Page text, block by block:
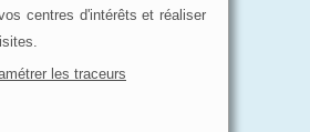
centres d'intérêts et réaliser
les traceurs